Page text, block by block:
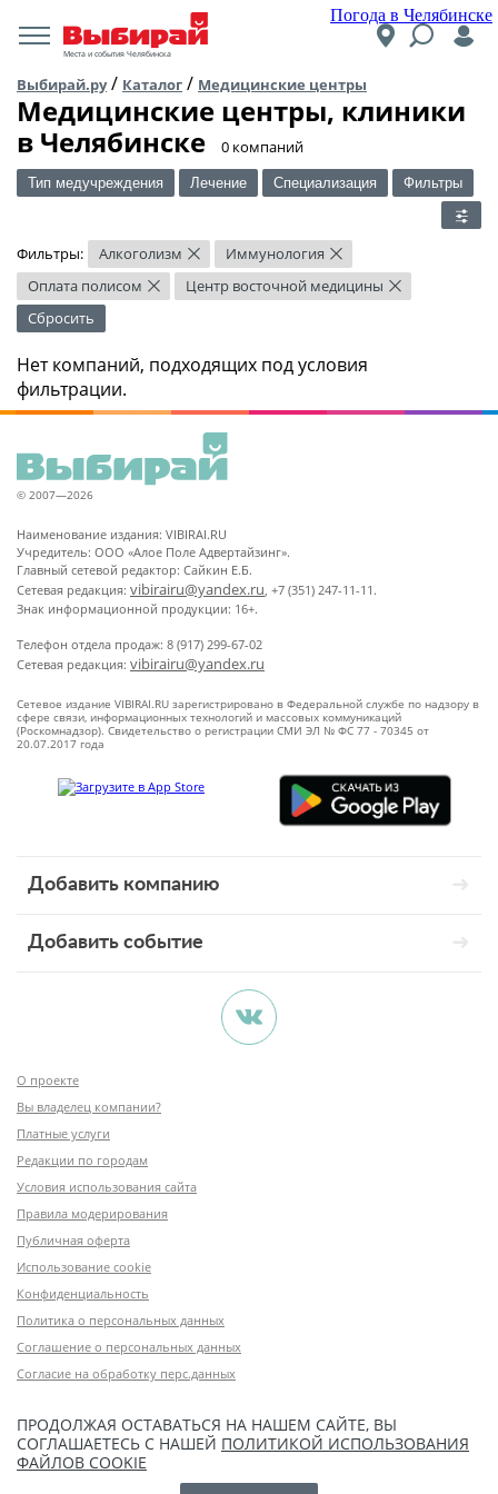
Погода в Челябинске
Места и события Челябинска
Выбирай.ру/ Каталог / Медицинские центры
Медицинские центры, клиники
в Челябинске
​0 компаний
Тип медучреждения Лечение Специализация Фильтры
Фильтры: Алкоголизм × Иммунология ×
Оплата полисом × Центр восточной медицины ×
Сбросить
Нет компаний, подходящих под условия
фильтрации.
© 2007—2026
Наименование издания: VIBIRAI.RU
Учредитель: ООО «Алое Поле Адвертайзинг».
Главный сетевой редактор: Сайкин Е.Б.
Сетевая редакция: vibirairu@yandex.ru, +7 (351) 247-11-11.
Знак информационной продукции: 16+.
Телефон отдела продаж: 8 (917) 299-67-02
Сетевая редакция: vibirairu@yandex.ru
Сетевое издание VIBIRAI.RU зарегистрировано в Федеральной службе по надзору в
сфере связи, информационных технологий и массовых коммуникаций
(Роскомнадзор). Свидетельство о регистрации СМИ ЭЛ № ФС 77 - 70345 от
20.07.2017 года
Добавить компанию
Добавить событие
О проекте
Вы владелец компании?
Платные услуги
Редакции по городам
Условия использования сайта
Правила модерирования
Публичная оферта
Использование cookie
Конфиденциальность
Политика о персональных данных
Соглашение о персональных данных
Согласие на обработку перс.данных
ПРОДОЛЖАЯ ОСТАВАТЬСЯ НА НАШЕМ САЙТЕ, ВЫ
СОГЛАШАЕТЕСЬ С НАШЕЙ ПОЛИТИКОЙ ИСПОЛЬЗОВАНИЯ
ФАЙЛОВ COOKIE